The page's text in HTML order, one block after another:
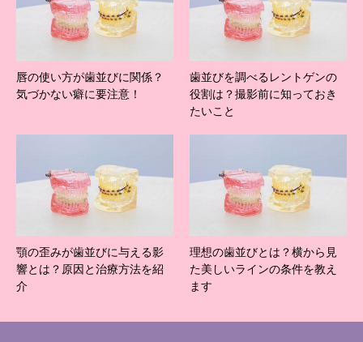
唇の使い方が歯並びに関係？
気づかない癖に要注意！
歯並びを調べるレントゲンの
役割は？撮影前に知っておき
たいこと
顎の歪みが歯並びに与える影
響とは？原因と治療方法を紹
介
理想の歯並びとは？横から見
た美しいラインの条件を教え
ます